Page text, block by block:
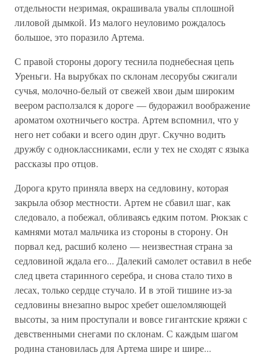
отдельности незримая, окрашивала увалы сплошной
лиловой дымкой. Из малого неуловимо рождалось
большое, это поразило Артема.
С правой стороны дорогу теснила поднебесная цепь
Уреньги. На вырубках по склонам лесорубы сжигали
сучья, молочно-белый от свежей хвои дым широким
веером расползался к дороге — будоражил воображение
ароматом охотничьего костра. Артем вспомнил, что у
него нет собаки и всего один друг. Скучно водить
дружбу с одноклассниками, если у тех не сходят с языка
рассказы про отцов.
Дорога круто приняла вверх на седловину, которая
закрыла обзор местности. Артем не сбавил шаг, как
следовало, а побежал, обливаясь едким потом. Рюкзак с
камнями мотал мальчика из стороны в сторону. Он
порвал кед, расшиб колено — неизвестная страна за
седловиной ждала его... Далекий самолет оставил в небе
след цвета старинного серебра, и снова стало тихо в
лесах, только сердце стучало. И в этой тишине из-за
седловины внезапно вырос хребет ошеломляющей
высоты, за ним проступали и вовсе гигантские кряжи с
девственными снегами по склонам. С каждым шагом
родина становилась для Артема шире и шире...